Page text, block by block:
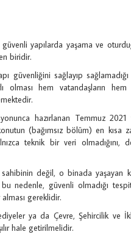
yapılarda yaşama ve
biridir.
güvenliğini sağlayıp
olması hem vatandaşların hem
hazırlanan Temmuz
(bağımsız bölüm) en kısa
teknik bir veri olmadığını,
değil, o binada yaşayan
nedenle, güvenli olmadığı
gereklidir.
ya da Çevre, Şehircilik ve
hale getirilmelidir.